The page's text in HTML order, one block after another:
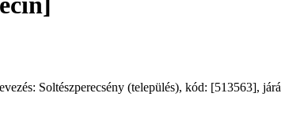
Soltészperecsény (település), kód: [513563],